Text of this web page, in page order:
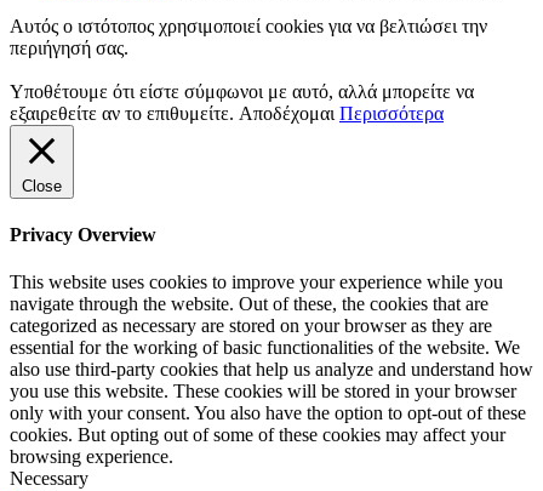
Αυτός ο ιστότοπος χρησιμοποιεί cookies για να βελτιώσει την
περιήγησή σας.
Υποθέτουμε ότι είστε σύμφωνοι με αυτό, αλλά μπορείτε να
εξαιρεθείτε αν το επιθυμείτε. Αποδέχομαι Περισσότερα
Close
Privacy Overview
This website uses cookies to improve your experience while you
navigate through the website. Out of these, the cookies that are
categorized as necessary are stored on your browser as they are
essential for the working of basic functionalities of the website. We
also use third-party cookies that help us analyze and understand how
you use this website. These cookies will be stored in your browser
only with your consent. You also have the option to opt-out of these
cookies. But opting out of some of these cookies may affect your
browsing experience.
Necessary